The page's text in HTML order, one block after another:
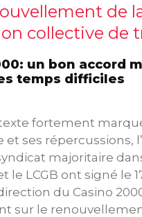
de
collective de
un bon accord
temps difficiles
fortement
et ses répercussions,
majoritaire
le LCGB ont signé le
du Casino
sur le